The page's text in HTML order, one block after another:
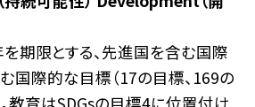
期限とする、先進国を含む国際
国際的な目標（17の目標、169の